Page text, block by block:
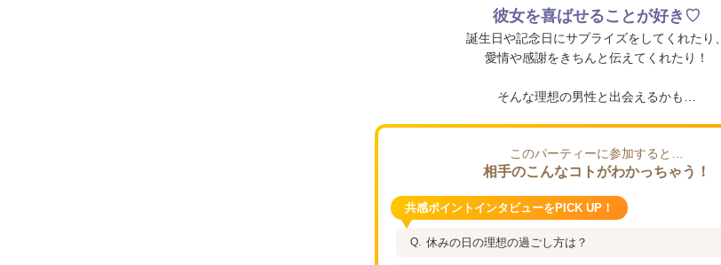
彼女を喜ばせることが好き♡
誕生日や記念日にサプライズをしてくれたり、
愛情や感謝をきちんと伝えてくれたり！
そんな理想の男性と出会えるかも…
このパーティーに参加すると…
相手のこんなコトがわかっちゃう！
共感ポイントインタビューをPICK UP！
休みの日の理想の過ごし方は？